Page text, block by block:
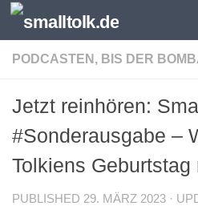
Skip to content
PODCASTEN, BIS DER
Jetzt reinhören:
#Sonderausgabe –
Tolkiens Geburtstag
PUBLISHED 29. MÄRZ 2023 ·